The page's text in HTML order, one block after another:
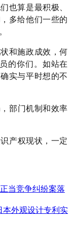
也算是最积极、
多给他们一些的
和施政成效，何
的你们。如站在
实与平时想的不
部门机制和效率
产权现状，一定
当竞争纠纷案落
本外观设计专利实